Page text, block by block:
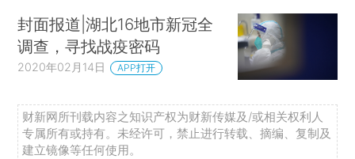
封面报道|湖北16地市新冠全
调查，寻找战疫密码
2020年02月14日 APP打开
财新网所刊载内容之知识产权为财新传媒及/或相关权利人
专属所有或持有。未经许可，禁止进行转载、摘编、复制及
建立镜像等任何使用。